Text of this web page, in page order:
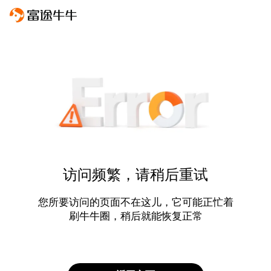
访问频繁，请稍后重试
您所要访问的页面不在这儿，它可能正忙着
刷牛牛圈，稍后就能恢复正常